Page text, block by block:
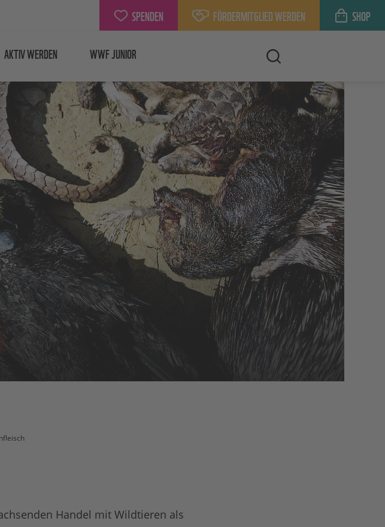
SPENDEN FÖRDERMITGLIED WERDEN SHOP
AKTIV WERDEN WWF JUNIOR
Handel mit Wildtieren als